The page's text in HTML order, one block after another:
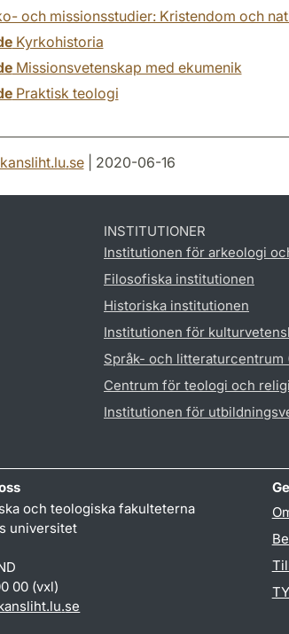
och missionsstudier: Kristendom och
Kyrkohistoria
Missionsvetenskap med ekumenik
Praktisk teologi
kansliht.lu.se| 2020-06-16
INSTITUTIONER
Institutionen för arkeologi
Filosofiska institutionen
Historiska institutionen
Institutionen för
Språk- och litteraturcentrum
Centrum för teologi och
Institutionen för
och teologiska fakulteterna
universitet
00 (vxl)
.se